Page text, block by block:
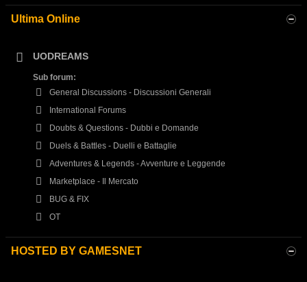
Ultima Online
UODREAMS
Sub forum:
General Discussions - Discussioni Generali
International Forums
Doubts & Questions - Dubbi e Domande
Duels & Battles - Duelli e Battaglie
Adventures & Legends - Avventure e Leggende
Marketplace - Il Mercato
BUG & FIX
OT
HOSTED BY GAMESNET